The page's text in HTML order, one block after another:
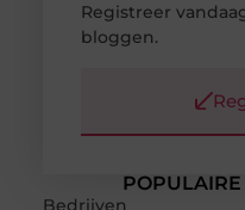
Bedrijven
Registreer
bloggen.